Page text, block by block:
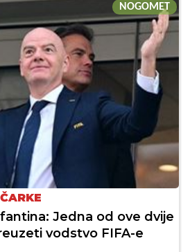
NOGOMET
Jedna od ove dvije
vodstvo FIFA-e